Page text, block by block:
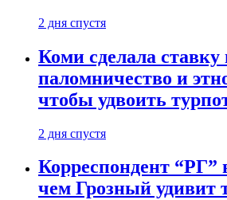
2 дня спустя
Коми сделала ставку
паломничество и
чтобы удвоить
2 дня спустя
Корреспондент “РГ”
чем Грозный удивит